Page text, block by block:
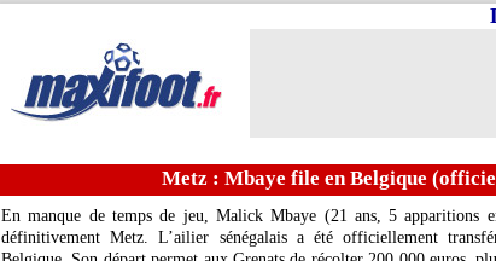
Metz : Mbaye file en Belgique
En manque de temps de jeu, Malick Mbaye (21 ans, 5 apparitions
définitivement Metz. L’ailier sénégalais a été officiellement